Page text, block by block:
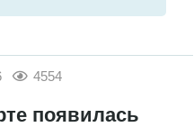
4554
появилась